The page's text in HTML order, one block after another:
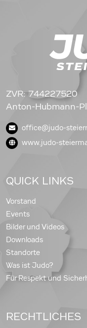
ZVR: 744227520
Anton-Hubmann-
office@judo-
www.judo-
QUICK LINKS
Vorstand
Events
Bilder und Videos
Downloads
Standorte
Was ist Judo?
Für Respekt und
RECHTLICHES